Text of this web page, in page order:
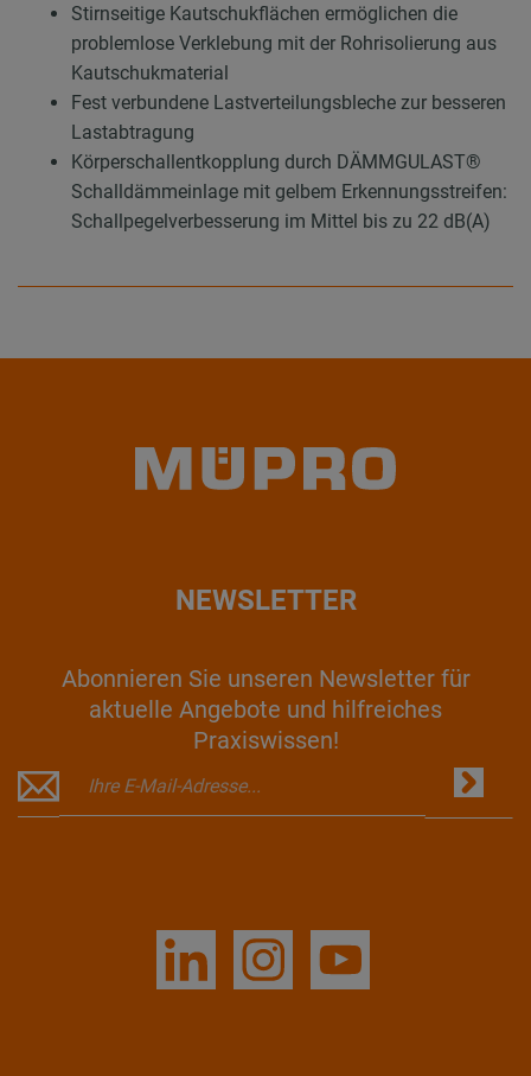
Stirnseitige Kautschukflächen ermöglichen die
problemlose Verklebung mit der Rohrisolierung aus
Kautschukmaterial
Fest verbundene Lastverteilungsbleche zur besseren
Lastabtragung
Körperschallentkopplung durch DÄMMGULAST®
Schalldämmeinlage mit gelbem Erkennungsstreifen:
Schallpegelverbesserung im Mittel bis zu 22 dB(A)
NEWSLETTER
Abonnieren Sie unseren Newsletter für
aktuelle Angebote und hilfreiches
Praxiswissen!